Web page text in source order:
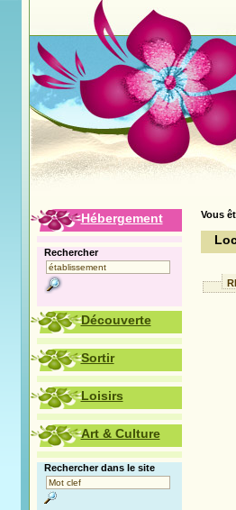
Vous
Hébergement
Rechercher
Découverte
Sortir
Loisirs
Art & Culture
Rechercher dans le site